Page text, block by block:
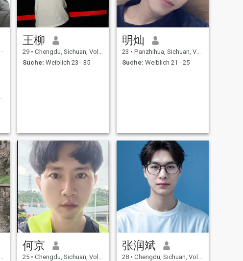
王柳
29 • Chengdu, Sichuan, Volksrep. China
Suche: Weiblich 23 - 35
明灿
23 • Panzhihua, Sichuan, Volksrep. China
Suche: Weiblich 21 - 25
何京
25 • Chengdu, Sichuan, Volksrep. China
张润斌
28 • Chengdu, Sichuan, Volksrep. China